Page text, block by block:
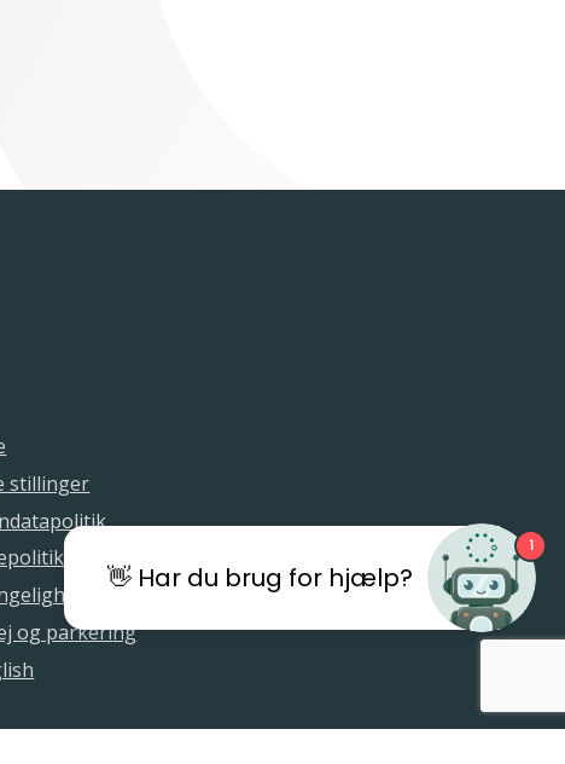
stillinger
og parkering
👋 Har du brug for hjælp?
1